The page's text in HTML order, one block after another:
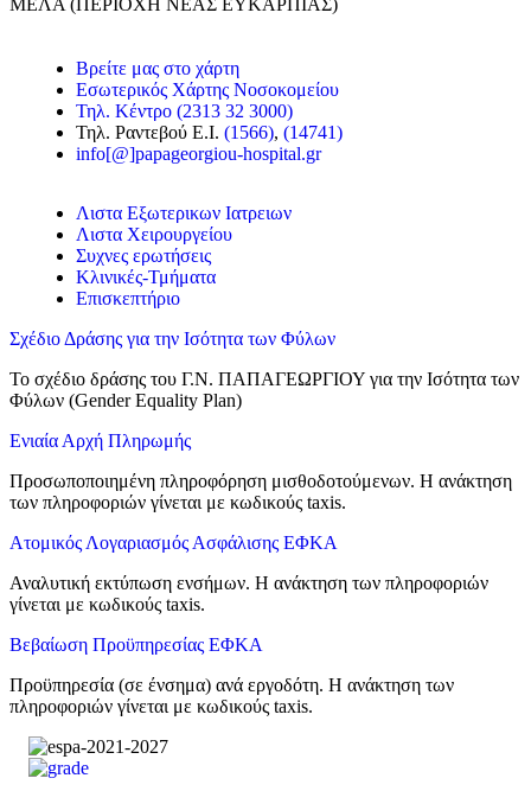
Βρείτε μας στο χάρτη
Εσωτερικός Χάρτης Νοσοκομείου
Τηλ. Κέντρο (2313 32 3000)
Τηλ. Ραντεβού Ε.Ι. (1566), (14741)
info[@]papageorgiou-hospital.gr
Λιστα Εξωτερικων Ιατρειων
Λιστα Χειρουργείου
Συχνες ερωτήσεις
Κλινικές-Τμήματα
Επισκεπτήριο
Σχέδιο Δράσης για την Ισότητα των Φύλων
Το σχέδιο δράσης του Γ.Ν. ΠΑΠΑΓΕΩΡΓΙΟΥ για την Ισότητα των
Φύλων (Gender Equality Plan)
Ενιαία Αρχή Πληρωμής
Προσωποποιημένη πληροφόρηση μισθοδοτούμενων. Η ανάκτηση
των πληροφοριών γίνεται με κωδικούς taxis.
Ατομικός Λογαριασμός Ασφάλισης ΕΦΚΑ
Αναλυτική εκτύπωση ενσήμων. Η ανάκτηση των πληροφοριών
γίνεται με κωδικούς taxis.
Βεβαίωση Προϋπηρεσίας ΕΦΚΑ
Προϋπηρεσία (σε ένσημα) ανά εργοδότη. Η ανάκτηση των
πληροφοριών γίνεται με κωδικούς taxis.
❤️‍🩹Frontis